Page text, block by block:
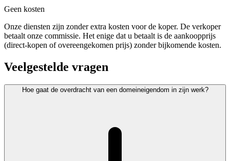
Geen kosten
Onze diensten zijn zonder extra kosten voor de koper. De verkoper
betaalt onze commissie. Het enige dat u betaalt is de aankoopprijs
(direct-kopen of overeengekomen prijs) zonder bijkomende kosten.
Veelgestelde vragen
Hoe gaat de overdracht van een domeineigendom in zijn werk?